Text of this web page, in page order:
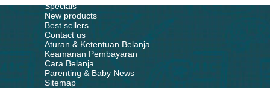
Specials
New products
Best sellers
Contact us
Aturan & Ketentuan Belanja
Keamanan Pembayaran
Cara Belanja
Parenting & Baby News
Sitemap